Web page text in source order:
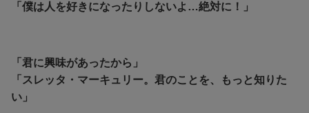
「僕は人を好きになったりしないよ…絶対に！」
「君に興味があったから」
「スレッタ・マーキュリー。君のことを、もっと知りた
い」